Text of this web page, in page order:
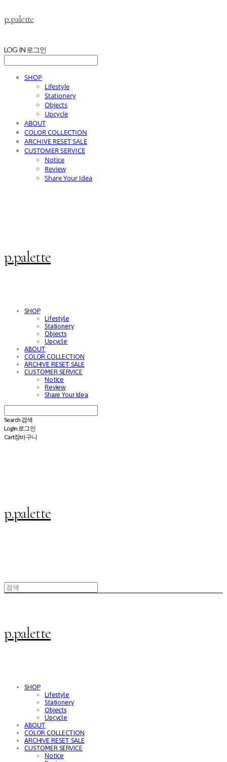
p.palette
LOG IN 로그인
SHOP
Lifestyle
Stationery
Objects
Upcycle
ABOUT
COLOR COLLECTION
ARCHIVE RESET SALE
CUSTOMER SERVICE
Notice
Review
Share Your Idea
p.palette
SHOP
Lifestyle
Stationery
Objects
Upcycle
ABOUT
COLOR COLLECTION
ARCHIVE RESET SALE
CUSTOMER SERVICE
Notice
Review
Share Your Idea
Search 검색
Log In 로그인
Cart장바구니
p.palette
p.palette
SHOP
Lifestyle
Stationery
Objects
Upcycle
ABOUT
COLOR COLLECTION
ARCHIVE RESET SALE
CUSTOMER SERVICE
Notice